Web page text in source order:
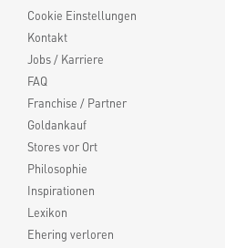
Cookie Einstellungen
Kontakt
Jobs / Karriere
FAQ
Franchise / Partner
Goldankauf
Stores vor Ort
Philosophie
Inspirationen
Lexikon
Ehering verloren